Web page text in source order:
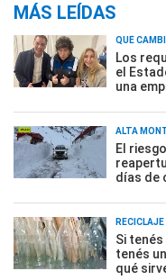
MÁS LEÍDAS
QUÉ
Los
el
una
ALTA
El
días de
RECICLAJE
Si
tenés
qué